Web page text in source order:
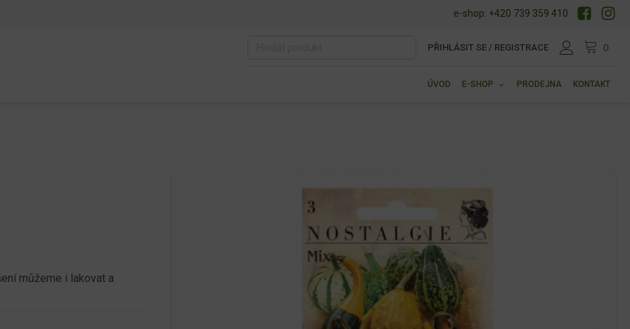
e-shop: +420 739 359 410
PŘIHLÁSIT SE / REGISTRACE
ÚVOD E-SHOP PRODEJNA KONTAKT
můžeme i lakovat a